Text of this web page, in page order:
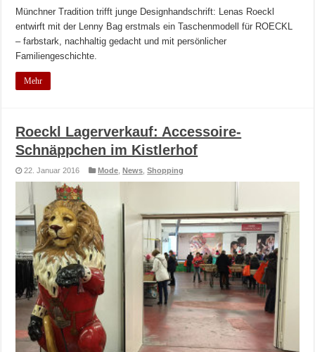
Münchner Tradition trifft junge Designhandschrift: Lenas Roeckl
entwirft mit der Lenny Bag erstmals ein Taschenmodell für ROECKL
– farbstark, nachhaltig gedacht und mit persönlicher
Familiengeschichte.
Mehr
Roeckl Lagerverkauf: Accessoire-
Schnäppchen im Kistlerhof
22. Januar 2016 Mode ,News ,Shopping